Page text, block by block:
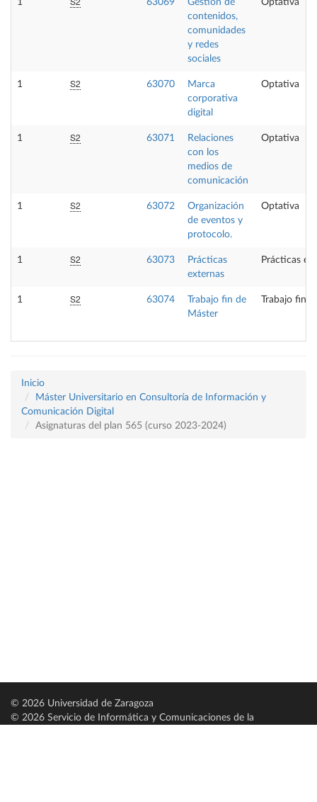
contenidos,
comunidades
y redes
sociales
1 S2 63070
Marca
corporativa
digital
Optativa
1 S2 63071
Relaciones
con los
medios de
comunicación
Optativa
1 S2 63072
Organización
de eventos y
protocolo.
Optativa
1 S2 63073
Prácticas
externas
Prácticas
1 S2 63074
Trabajo fin de
Máster
Trabajo fin
Inicio
Máster Universitario en Consultoría de Información y
Comunicación Digital
Asignaturas del plan 565 (curso 2023-2024)
© 2026 Universidad de Zaragoza
© 2026 Servicio de Informática y Comunicaciones de la